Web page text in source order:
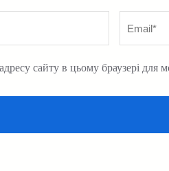
Email *
сайту в цьому браузері для